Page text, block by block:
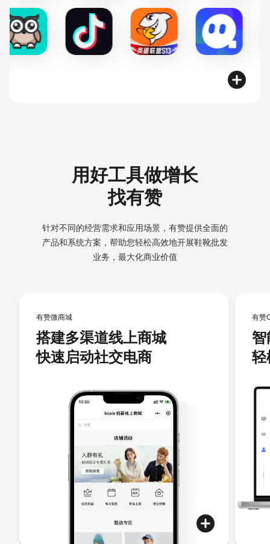
用好工具做增长
找有赞
针对不同的经营需求和应用场景，有赞提供全面的
产品和系统方案， 帮助您轻松高效地开展鞋靴批发
业务，最大化商业价值
有赞微商城
搭建多渠道线上商城
快速启动社交电商
有赞
智
轻